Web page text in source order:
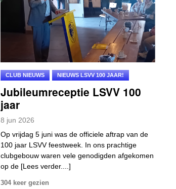
CLUB NIEUWS NIEUWS LSVV 100 JAAR!
Jubileumreceptie LSVV 100
jaar
8 jun 2026
Op vrijdag 5 juni was de officiele aftrap van de
100 jaar LSVV feestweek. In ons prachtige
clubgebouw waren vele genodigden afgekomen
op de [Lees verder....]
304 keer gezien